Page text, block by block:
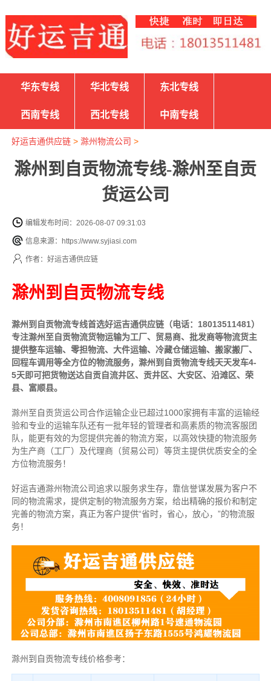
华东专线 华北专线 东北专线
西南专线 西北专线 中南专线
好运吉通供应链> 滁州物流公司 >
滁州到自贡物流专线-滁州至自贡
货运公司
编辑发布时间：2026-08-07 09:31:03
信息来源：https://www.syjiasi.com
作者：好运吉通供应链
滁州到自贡物流专线
滁州到自贡物流专线首选好运吉通供应链（电话：18013511481）
专注滁州至自贡物流货物运输为工厂、贸易商、批发商等物流货主
提供整车运输、零担物流、大件运输、冷藏仓储运输、搬家搬厂、
回程车调用等全方位的物流服务，滁州到自贡物流专线天天发车4-
5天即可把货物送达自贡自流井区、贡井区、大安区、沿滩区、荣
县、富顺县。
滁州至自贡货运公司合作运输企业已超过1000家拥有丰富的运输经
验和专业的运输车队还有一批年轻的管理者和高素质的物流客服团
队，能更有效的为您提供完善的物流方案，以高效快捷的物流服务
为生产商（工厂）及代理商（贸易公司）等货主提供优质安全的全
方位物流服务！
好运吉通滁州物流公司追求以服务求生存，靠信誉谋发展为客户不
同的物流需求，提供定制的物流服务方案，给出精确的报价和制定
完善的物流方案，真正为客户提供“省时，省心，放心，”的物流服
务！
滁州到自贡物流专线价格参考：